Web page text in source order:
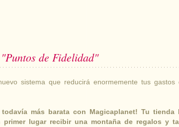
de Fidelidad"
sistema que reducirá enormemente tus gastos
todavía más barata con Magicaplanet! Tu
lugar recibir una montaña de regalos y